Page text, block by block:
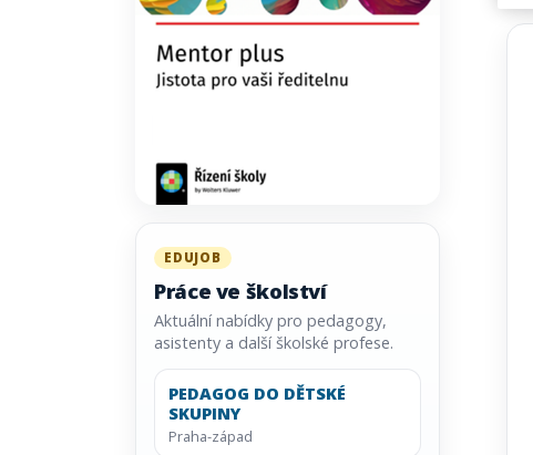
EDUJOB
Práce ve školství
Aktuální nabídky pro pedagogy,
asistenty a další školské profese.
PEDAGOG DO DĚTSKÉ
SKUPINY
Praha-západ